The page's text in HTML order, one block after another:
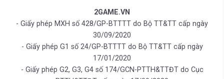
2GAME.VN
- Giấy phép MXH số 428/GP-BTTTT do Bộ TT&TT cấp ngày
30/09/2020
- Giấy phép G1 số 24/GP-BTTTT do Bộ TT&TT cấp ngày
17/01/2020
- Giấy phép G2, G3, G4 số 174/GCN-PTTH&TTĐT do Cục